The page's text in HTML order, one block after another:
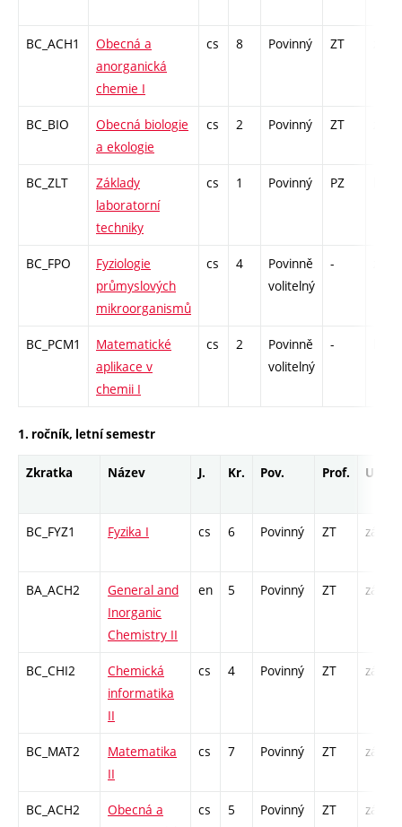
BC_ACH1
Obecná a
anorganická
chemie I
cs 8 Povinný ZT
BC_BIO
Obecná biologie
a ekologie
cs 2 Povinný ZT
BC_ZLT
Základy
laboratorní
techniky
cs 1 Povinný PZ
BC_FPO
Fyziologie
průmyslových
mikroorganismů
cs 4
Povinně
volitelný
-
BC_PCM1
Matematické
aplikace v
chemii I
cs 2
Povinně
volitelný
-
1. ročník, letní semestr
Zkratka Název J. Kr. Pov. Prof. Uk.
BC_FYZ1 Fyzika I cs 6 Povinný ZT zá,zk
BA_ACH2
General and
Inorganic
Chemistry II
en 5 Povinný ZT zá,zk
BC_CHI2
Chemická
informatika
II
cs 4 Povinný ZT zá,zk
BC_MAT2
Matematika
II
cs 7 Povinný ZT zá,zk
BC_ACH2
Obecná a
cs 5 Povinný ZT zá,zk